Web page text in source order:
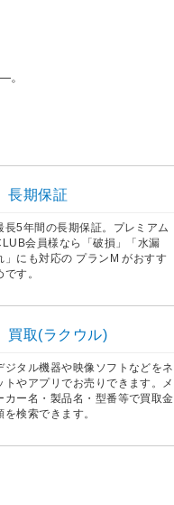
。
長期保証
長5年間の長期保証。プレミアム
会員様なら「破損」「水漏
」にも対応の プランM がおすす
です。
買取(ラクウル)
ジタル機器や映像ソフトなどをネ
トやアプリでお売りできます。メ
カー名・製品名・型番等で買取金
を検索できます。